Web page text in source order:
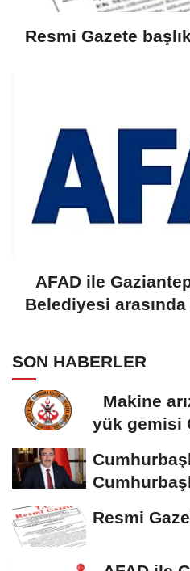
Resmi Gazete
AFAD ile
Belediyesi
SON HABERLER
Makine
yük gemisi
Resmi